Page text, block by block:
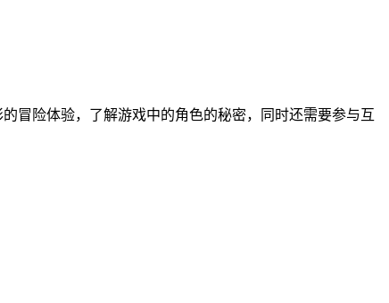
冒险体验，了解游戏中的角色的秘密，同时还需要参与互